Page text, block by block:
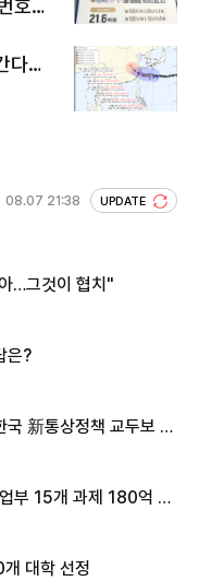
호조
다…
08.07 21:38 UPDATE
…그것이 협치"
은?
新통상정책 교두보 활
부 15개 과제 180억 지
대학 선정